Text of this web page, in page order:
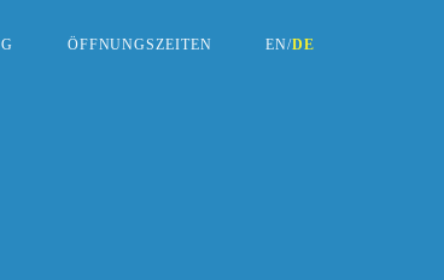
ÖFFNUNGSZEITEN EN/DE